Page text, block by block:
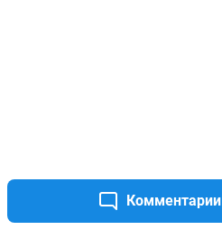
Комментарии